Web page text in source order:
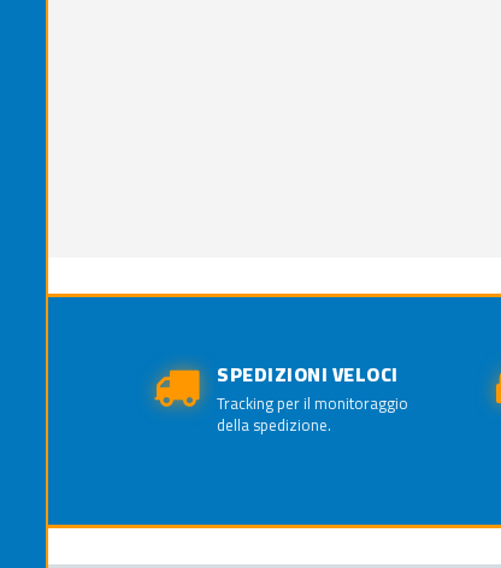
SPEDIZIONI VELOCI
Tracking per il monitoraggio
della spedizione.